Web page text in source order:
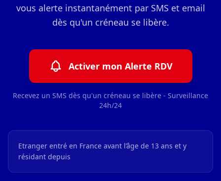
vous alerte instantanément par SMS et email
dès qu'un créneau se libère.
Activer mon Alerte RDV
Recevez un SMS dès qu'un créneau se libère - Surveillance
24h/24
Etranger entré en France avant l’âge de 13 ans et y
résidant depuis